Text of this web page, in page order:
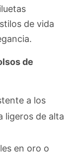
de vida
de
a los
ligeros de alta
en oro o